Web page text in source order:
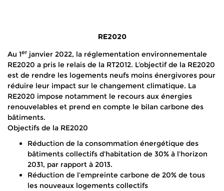
RE2020
Au 1er janvier 2022, la réglementation environnementale
RE2020 a pris le relais de la RT2012. L’objectif de la RE2020
est de rendre les logements neufs moins énergivores pour
réduire leur impact sur le changement climatique. La
RE2020 impose notamment le recours aux énergies
renouvelables et prend en compte le bilan carbone des
bâtiments.
Objectifs de la RE2020
Réduction de la consommation énergétique des
bâtiments collectifs d’habitation de 30% à l’horizon
2031, par rapport à 2013.
Réduction de l’empreinte carbone de 20% de tous
les nouveaux logements collectifs